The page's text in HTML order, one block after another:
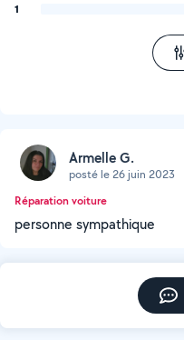
1
Armelle G.
posté le 26 juin 2023
Réparation voiture
personne sympathique